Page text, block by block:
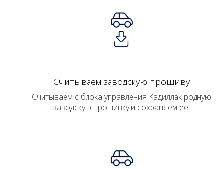
Считываем заводскую прошиву
Считываем с блока управления Кадиллак родную
заводскую прошивку и сохраняем её.